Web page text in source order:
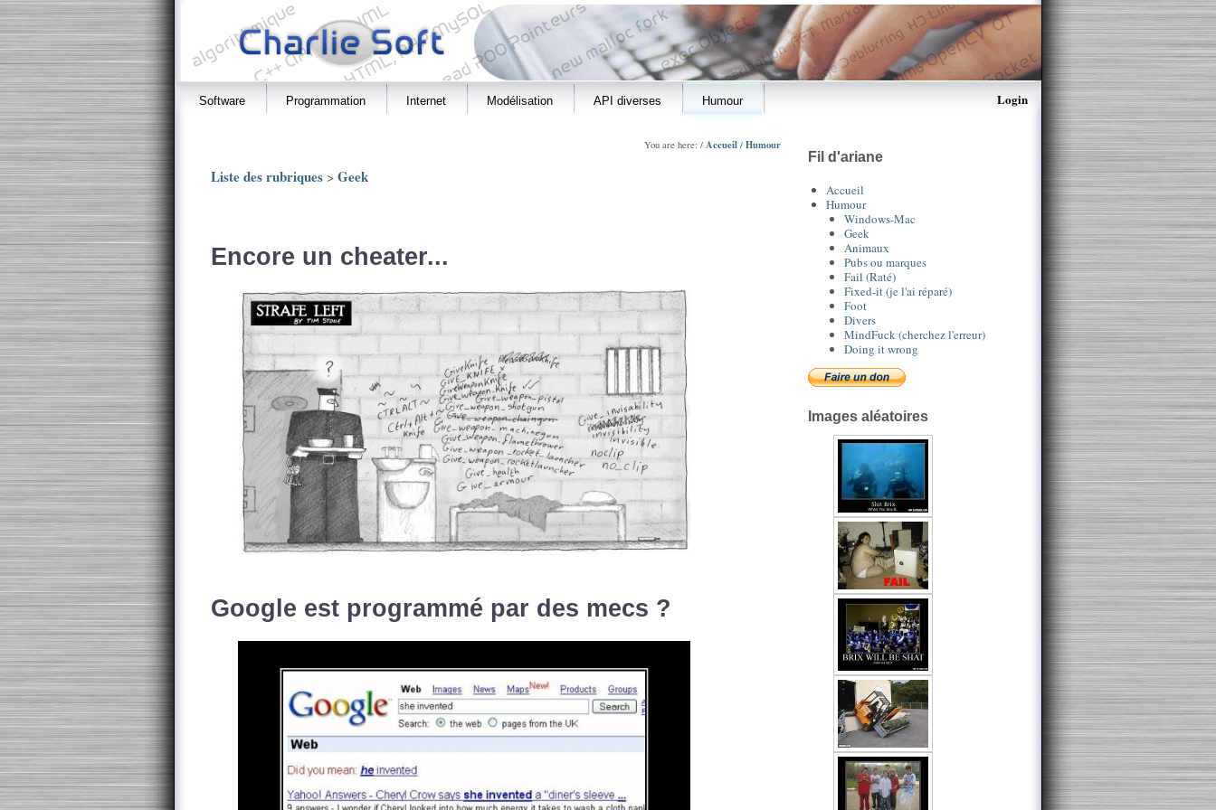
Software Programmation Internet Modélisation API diverses Humour Login
You are here: / Accueil / Humour
Liste des rubriques > Geek
Encore un cheater...
Google est programmé par des mecs ?
Fil d'ariane
Accueil
Humour
Windows-Mac
Geek
Animaux
Pubs ou marques
Fail (Raté)
Fixed-it (je l'ai réparé)
Foot
Divers
MindFuck (cherchez l'erreur)
Doing it wrong
Images aléatoires